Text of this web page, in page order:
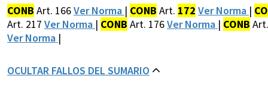
CONB Art. 166Ver Norma | CONB Art. 172 Ver Norma |
Art. 217 Ver Norma | CONB Art. 176Ver Norma | CONB
Ver Norma |
OCULTAR FALLOS DEL SUMARIO